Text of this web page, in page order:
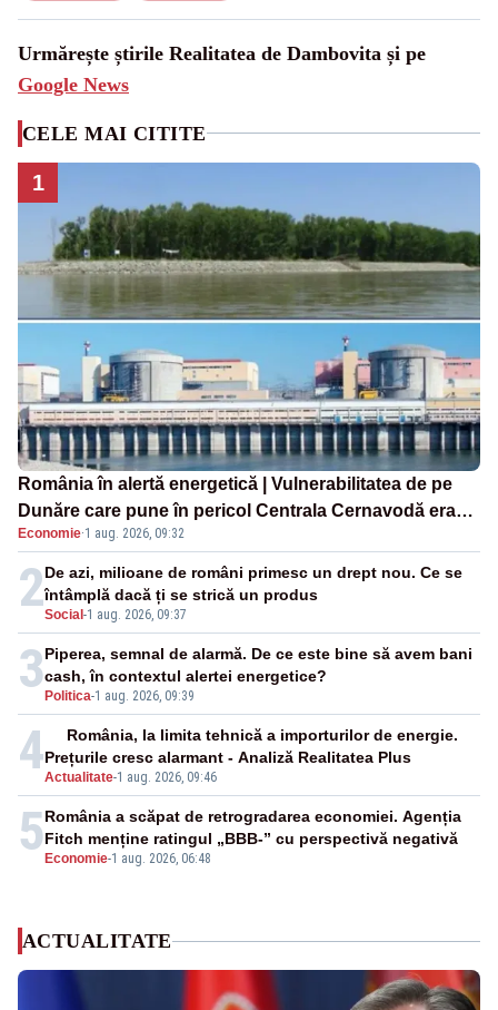
Urmărește știrile Realitatea de Dambovita și pe
Google News
CELE MAI CITITE
1
România în alertă energetică | Vulnerabilitatea de pe
Dunăre care pune în pericol Centrala Cernavodă era
cunoscută de pe vremea lui Ceaușescu
Economie·1 aug. 2026, 09:32
2Social -1 aug. 2026, 09:37
De azi, milioane de români primesc un drept nou. Ce se
întâmplă dacă ți se strică un produs
3 Politica-1 aug. 2026, 09:39
Piperea, semnal de alarmă. De ce este bine să avem bani
cash, în contextul alertei energetice?
4Actualitate-1 aug. 2026, 09:46
România, la limita tehnică a importurilor de energie.
Prețurile cresc alarmant - Analiză Realitatea Plus
5 Economie-1 aug. 2026, 06:48
România a scăpat de retrogradarea economiei. Agenția
Fitch menține ratingul „BBB-” cu perspectivă negativă
ACTUALITATE